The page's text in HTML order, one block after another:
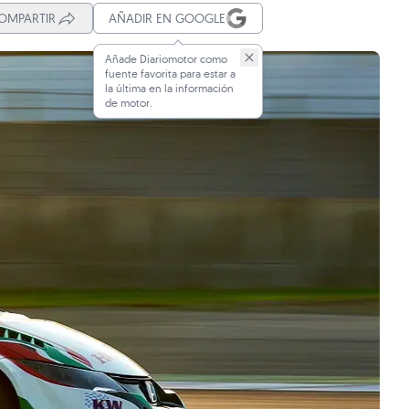
AÑADIR EN GOOGLE
Añade Diariomotor como
fuente favorita para estar a
la última en la información
de motor.